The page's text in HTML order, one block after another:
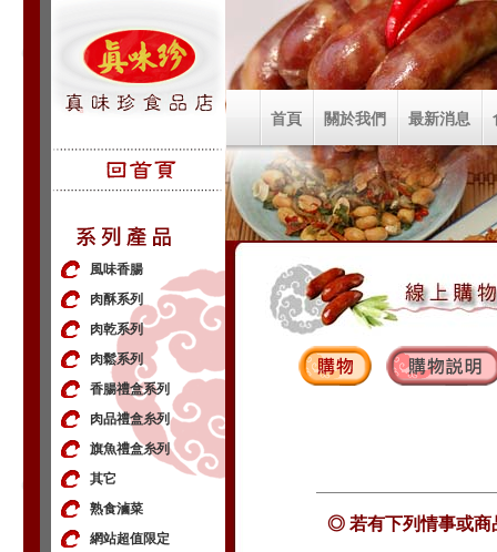
風味香腸
肉酥系列
肉乾系列
肉鬆系列
香腸禮盒系列
肉品禮盒糸列
旗魚禮盒糸列
其它
熟食滷菜
網站超值限定
首頁 關於我們 最新消息
◎ 若有下列情事或商